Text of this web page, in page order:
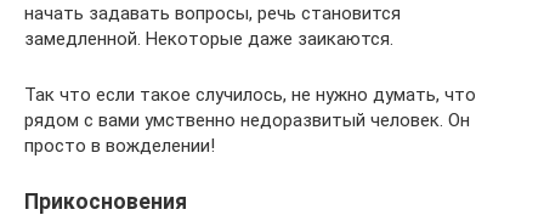
начать задавать вопросы, речь становится
замедленной. Некоторые даже заикаются.
Так что если такое случилось, не нужно думать, что
рядом с вами умственно недоразвитый человек. Он
просто в вожделении!
Прикосновения